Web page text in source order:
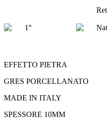
1°
EFFETTO PIETRA
GRES PORCELLANATO
MADE IN ITALY
SPESSORE 10MM